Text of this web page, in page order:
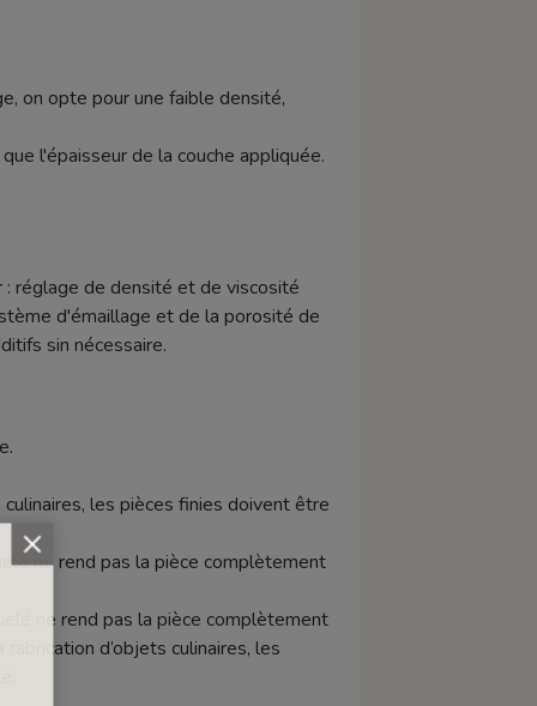
on opte pour une faible densité,
l'épaisseur de la couche appliquée.
réglage de densité et de viscosité
d'émaillage et de la porosité de
sin nécessaire.
les pièces finies doivent être
ne rend pas la pièce complètement
ne rend pas la pièce complètement
d’objets culinaires, les